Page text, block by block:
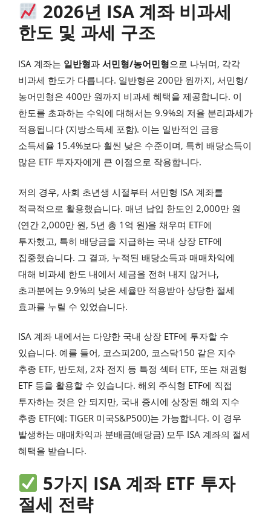
2026년 ISA 계좌 비과세
한도 및 과세 구조
ISA 계좌는 일반형과 서민형/농어민형으로 나뉘며, 각각
비과세 한도가 다릅니다. 일반형은 200만 원까지, 서민형/
농어민형은 400만 원까지 비과세 혜택을 제공합니다. 이
한도를 초과하는 수익에 대해서는 9.9%의 저율 분리과세가
적용됩니다 (지방소득세 포함). 이는 일반적인 금융
소득세율 15.4%보다 훨씬 낮은 수준이며, 특히 배당소득이
많은 ETF 투자자에게 큰 이점으로 작용합니다.
저의 경우, 사회 초년생 시절부터 서민형 ISA 계좌를
적극적으로 활용했습니다. 매년 납입 한도인 2,000만 원
(연간 2,000만 원, 5년 총 1억 원)을 채우며 ETF에
투자했고, 특히 배당금을 지급하는 국내 상장 ETF에
집중했습니다. 그 결과, 누적된 배당소득과 매매차익에
대해 비과세 한도 내에서 세금을 전혀 내지 않거나,
초과분에는 9.9%의 낮은 세율만 적용받아 상당한 절세
효과를 누릴 수 있었습니다.
ISA 계좌 내에서는 다양한 국내 상장 ETF에 투자할 수
있습니다. 예를 들어, 코스피200, 코스닥150 같은 지수
추종 ETF, 반도체, 2차 전지 등 특정 섹터 ETF, 또는 채권형
ETF 등을 활용할 수 있습니다. 해외 주식형 ETF에 직접
투자하는 것은 안 되지만, 국내 증시에 상장된 해외 지수
추종 ETF(예: TIGER 미국S&P500)는 가능합니다. 이 경우
발생하는 매매차익과 분배금(배당금) 모두 ISA 계좌의 절세
혜택을 받습니다.
5가지 ISA 계좌 ETF 투자
절세 전략